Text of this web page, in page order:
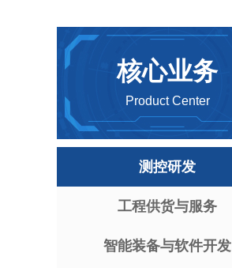
核心业务
Product Center
测控研发
工程供货与服务
智能装备与软件开发